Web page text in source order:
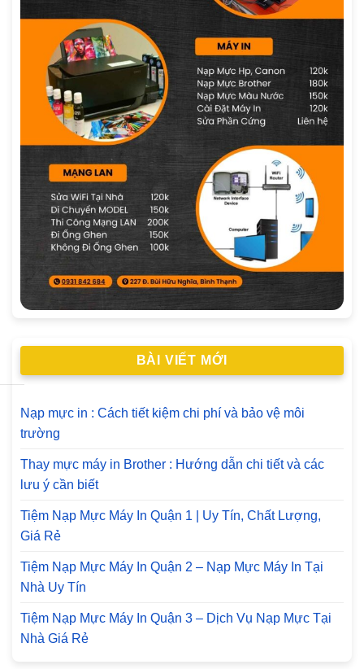
BÀI VIẾT MỚI
Nạp mực in : Cách tiết kiệm chi phí và bảo vệ môi
trường
Thay mực máy in Brother : Hướng dẫn chi tiết và các
lưu ý cần biết
Tiệm Nạp Mực Máy In Quận 1 | Uy Tín, Chất Lượng,
Giá Rẻ
Tiệm Nạp Mực Máy In Quận 2 – Nạp Mực Máy In Tại
Nhà Uy Tín
Tiệm Nạp Mực Máy In Quận 3 – Dịch Vụ Nạp Mực Tại
Nhà Giá Rẻ